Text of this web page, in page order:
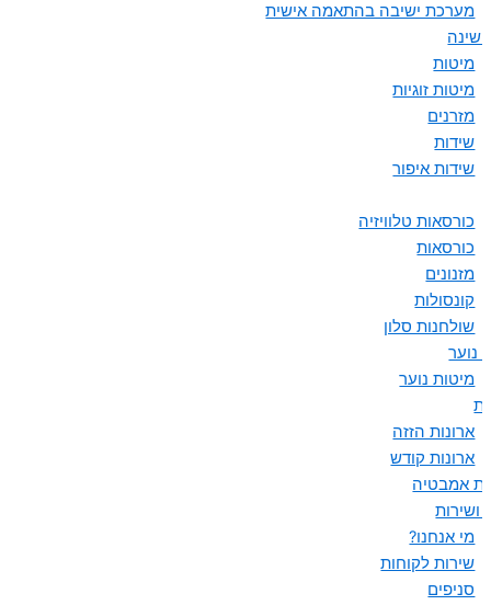
מערכת ישיבה בהתאמה אישית
שינה
מיטות
מיטות זוגיות
מזרנים
שידות
שידות איפור
כורסאות טלוויזיה
כורסאות
מזנונים
קונסולות
שולחנות סלון
נוער
מיטות נוער
ארונות הזזה
ארונות קודש
אמבטיה
ושירות
מי אנחנו?
שירות לקוחות
סניפים